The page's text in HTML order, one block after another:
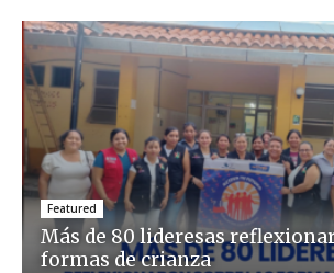
Featured
Más de 80 lideresas
formas de crianza